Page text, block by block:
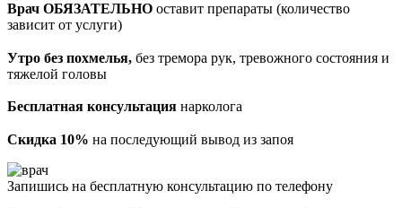
Врач ОБЯЗАТЕЛЬНО оставит препараты (количество
зависит от услуги)
Утро без похмелья, без тремора рук, тревожного состояния и
тяжелой головы
Бесплатная консультация нарколога
Скидка 10% на последующий вывод из запоя
Запишись на бесплатную консультацию по телефону